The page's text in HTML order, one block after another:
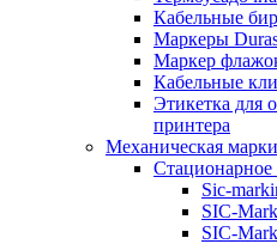
Кабельные
Маркеры
Маркер
Кабельные
Этикетка для
принтера
Механическая
Стационарное
Sic-
SIC-
SIC-